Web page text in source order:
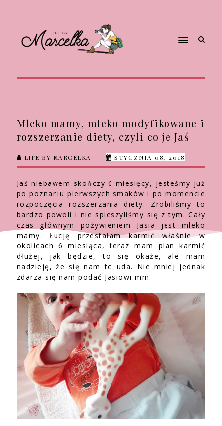
Mleko mamy, mleko modyfikowane i
rozszerzanie diety, czyli co je Jaś
LIFE BY MARCELKA STYCZNIA 08, 2018
Jaś niebawem skończy 6 miesięcy, jesteśmy już
po poznaniu pierwszych smaków i po momencie
rozpoczęcia rozszerzania diety. Zrobiliśmy to
bardzo powoli i nie spieszyliśmy się z tym. Cały
czas głównym pożywieniem Jasia jest mleko
mamy. Łucję przestałam karmić właśnie w
okolicach 6 miesiąca, teraz mam plan karmić
dłużej, jak będzie, to się okaże, ale mam
nadzieję, że się nam to uda. Nie mniej jednak
zdarza się nam podać Jasiowi mm.